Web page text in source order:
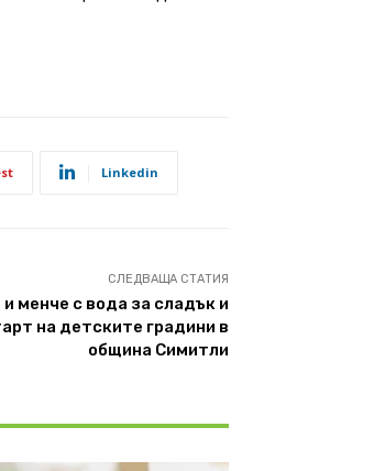
Linkedin
СЛЕДВАЩА СТАТИЯ
менче с вода за сладък и
на детските градини в
община Симитли